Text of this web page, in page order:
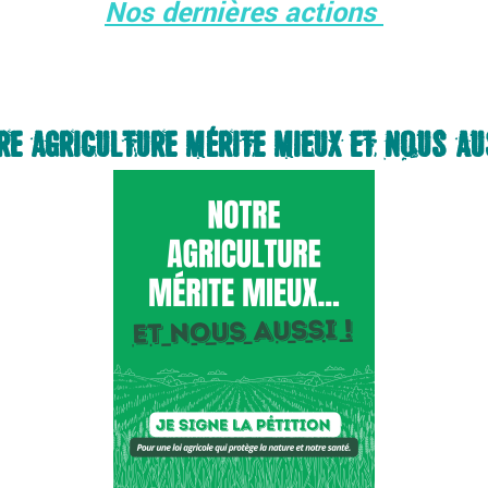
Nos dernières actions
AGRICULTURE MÉRITE MIEUX ET NOUS